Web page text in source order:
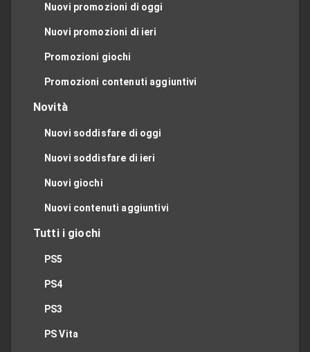
Nuovi promozioni di oggi
Nuovi promozioni di ieri
Promozioni giochi
Promozioni contenuti aggiuntivi
Novità
Nuovi soddisfare di oggi
Nuovi soddisfare di ieri
Nuovi giochi
Nuovi contenuti aggiuntivi
Tutti i giochi
PS5
PS4
PS3
PS Vita